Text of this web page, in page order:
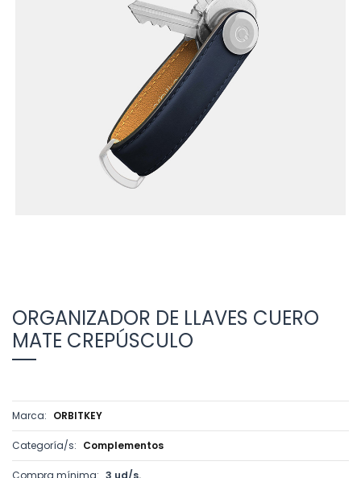
ORGANIZADOR DE LLAVES CUERO
MATE CREPÚSCULO
Marca: ORBITKEY
Categoría/s: Complementos
Compra mínima: 3 ud/s.